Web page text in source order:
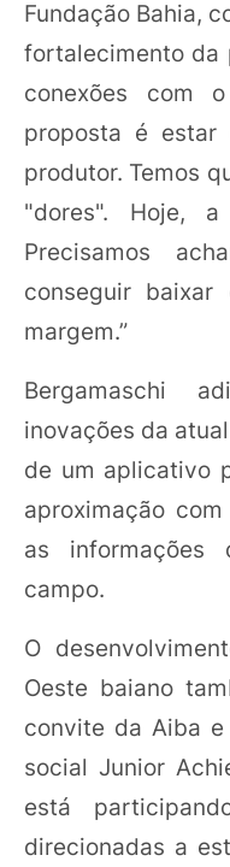
Fundação Bahia,
fortalecimento da
conexões com
proposta é
produtor. Temos
"dores". Hoje,
Precisamos
conseguir
margem.”
Bergamaschi
inovações da
de um aplicativo
aproximação
as
campo.
O
Oeste baiano
convite da Aiba
social Junior
está
direcionadas a